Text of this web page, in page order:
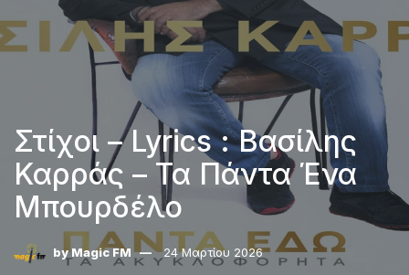
Στίχοι – Lyrics : Βασίλης
Καρράς – Τα Πάντα Ένα
Μπουρδέλο
by Magic FM 24 Μαρτίου 2026